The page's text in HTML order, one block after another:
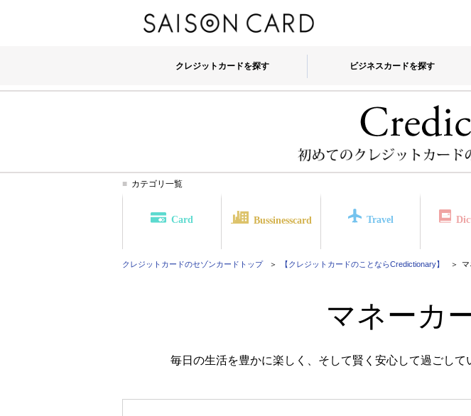
クレジットカードを探す ビジネスカードを探す
カテゴリ一覧
Card Bussinesscard Travel
クレジットカードのセゾンカード トップ 【クレジットカードのことならCredictionary】 マ
マネーカ
毎日の生活を豊かに楽しく、そして賢く安心して過ごし